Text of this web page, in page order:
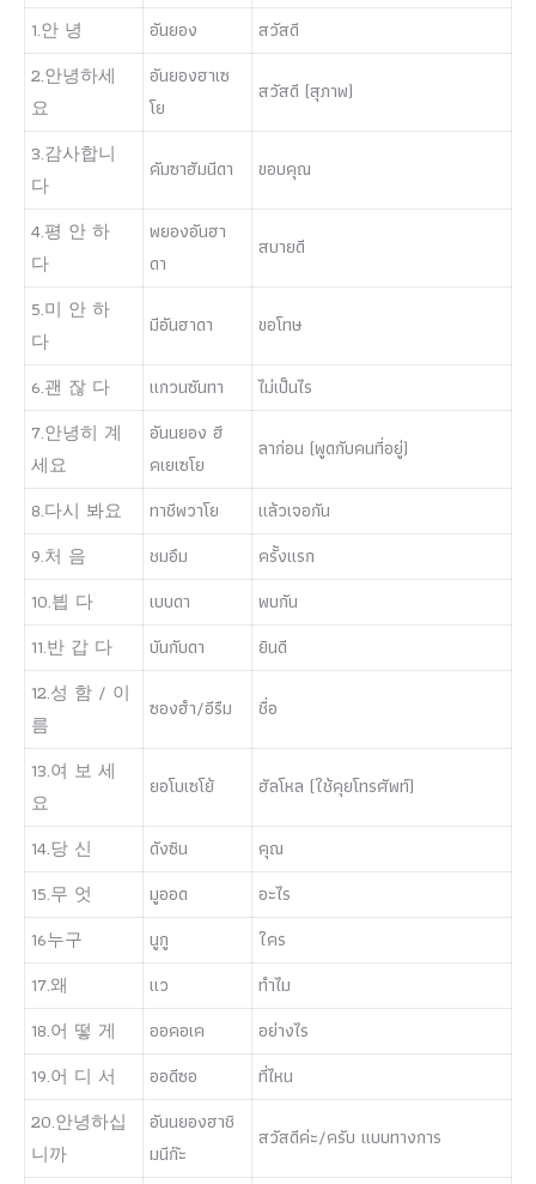
1.안 녕 อันยอง
สวัสดี
2.안녕하세
요
อันยองฮาเซ
โย
สวัสดี (สุภาพ)
3.감사합니
다
คัมซาฮัมนีดา ขอบคุณ
4.평 안 하
다
พยองอันฮา
ดา
สบายดี
5.미 안 하
다
มีอันฮาดา ขอโทษ
6.괜 잖 다 แกวนซันทา
ไม่เป็นไร
7.안녕히 계
세요
อันนยอง ฮี
คเยเซโย
ลาก่อน (พูดกับคนที่อยู่)
8.다시 봐요 ทาชีพวาโย
แล้วเจอกัน
9.처 음
ชมอึม
ครั้งแรก
10.븹 다
เบบดา
พบกัน
11.반 갑 다
บันกับดา
ยินดี
12.성 함 / 이
름
ซองฮำ/อีรืม ชื่อ
13.여 보 세
요
ยอโบเซโย้ ฮัลโหล (ใช้คุยโทรศัพท์)
14.당 신 ดังซิน
คุณ
15.무 엇
มูออด
อะไร
16누구
นูกู
ใคร
17.왜
แว
ทำไม
18.어 떻 게
ออคอเค
อย่างไร
19.어 디 서
ออดีซอ
ที่ไหน
20.안녕하십
니까
อันนยองฮาชิ
มนีก๊ะ
สวัสดีค่ะ/ครับ แบบทางการ